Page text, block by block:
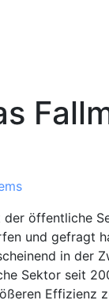
öffentliche
und gefragt
in der
Sektor seit
Effizienz